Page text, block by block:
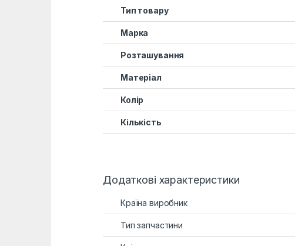
Тип товару
Марка
Розташування
Матеріал
Колір
Кількість
Додаткові характеристики
Країна виробник
Тип запчастини